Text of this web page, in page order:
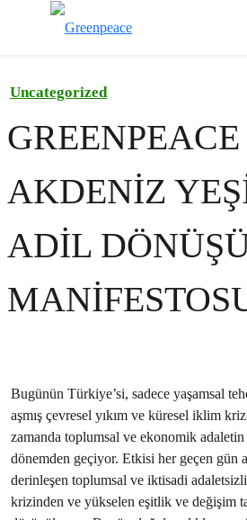
Uncategorized
GREENPEACE
AKDENİZ
ADİL
Bugünün Türkiye’si, sadece yaşamsal
aşmış çevresel yıkım ve küresel iklim
zamanda toplumsal ve ekonomik
dönemden geçiyor. Etkisi her geçen gün
derinleşen toplumsal ve iktisadi
krizinden ve yükselen eşitlik ve değişim